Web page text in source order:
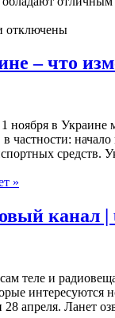
отключены
– что
ноября в
»
канал |
теле и
апреля. Ланет